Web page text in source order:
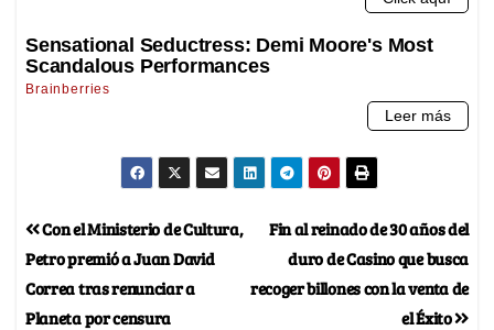
Fin al reinado de 30 años del
duro de Casino que busca
recoger billones con la venta de
el Éxito
Con el Ministerio de Cultura,
Petro premió a Juan David
Correa tras renunciar a
Planeta por censura